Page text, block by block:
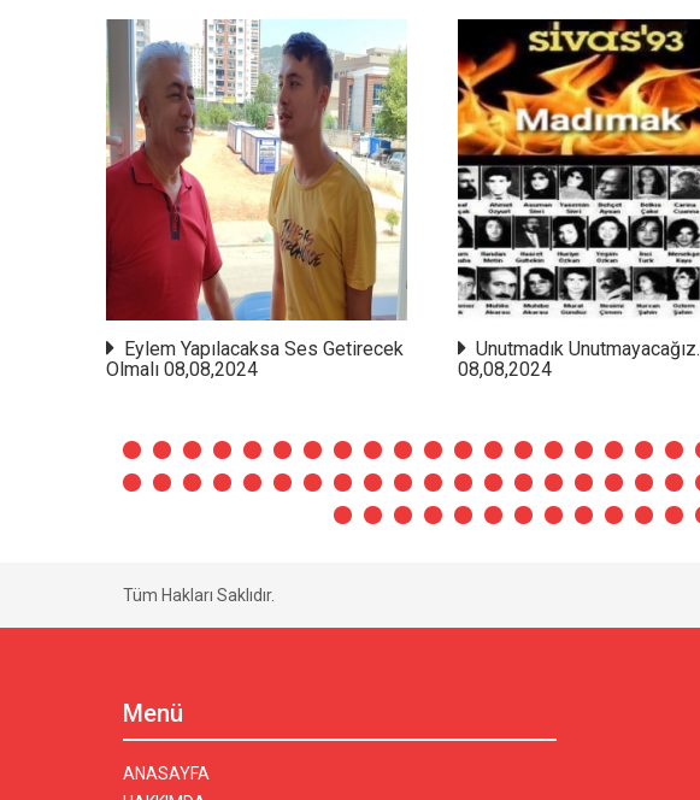
Eylem Yapılacaksa Ses Getirecek
Olmalı 08,08,2024
Unutmadık Unutmayacağız.
08,08,2024
Tüm Hakları Saklıdır.
Menü
ANASAYFA